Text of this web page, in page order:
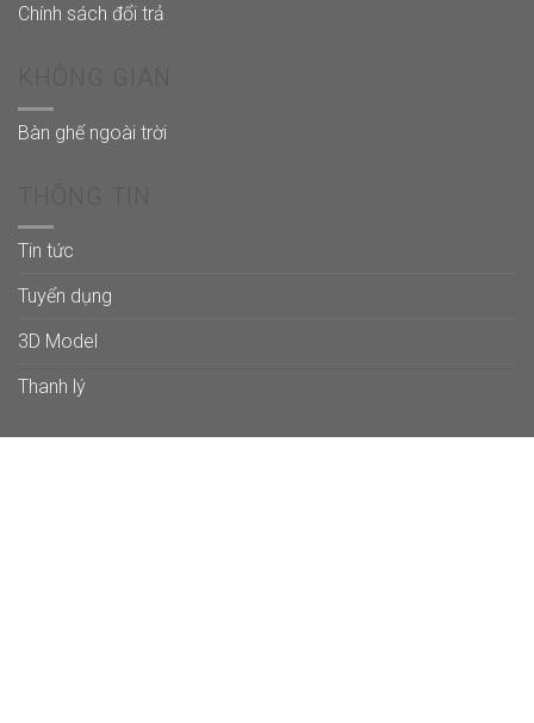
Chính sách đổi trả
Bàn ghế ngoài trời
Tin tức
Tuyển dụng
3D Model
Thanh lý